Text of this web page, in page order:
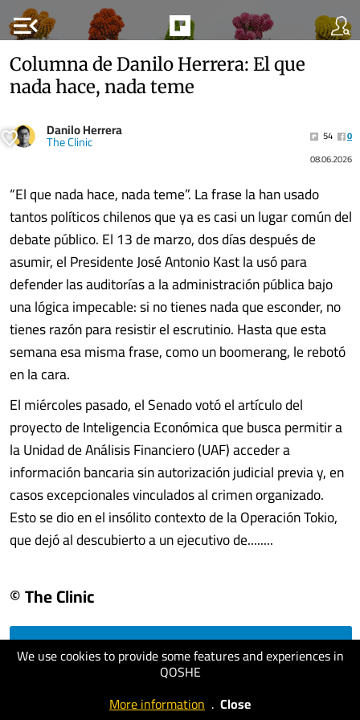
menu_open
We use cookies to provide some features and experiences in
QOSHE
More information . Close
Columna de Danilo Herrera: El que
nada hace, nada teme
Danilo Herrera
The Clinic 54
0
08.06.2026
“El que nada hace, nada teme”. La frase la han usado
tantos políticos chilenos que ya es casi un lugar común del
debate público. El 13 de marzo, dos días después de
asumir, el Presidente José Antonio Kast la usó para
defender las auditorías a la administración pública bajo
una lógica impecable: si no tienes nada que esconder, no
tienes razón para resistir el escrutinio. Hasta que esta
semana esa misma frase, como un boomerang, le rebotó
en la cara.
El miércoles pasado, el Senado votó el artículo del
proyecto de Inteligencia Económica que busca permitir a
la Unidad de Análisis Financiero (UAF) acceder a
información bancaria sin autorización judicial previa y, en
casos excepcionales vinculados al crimen organizado.
Esto se dio en el insólito contexto de la Operación Tokio,
que dejó al descubierto a un ejecutivo de........
© The Clinic
visit website